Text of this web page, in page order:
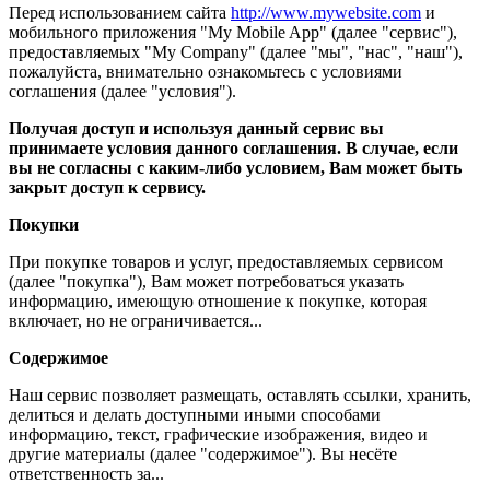
Перед использованием сайта http://www.mywebsite.com и
мобильного приложения "My Mobile App" (далее "сервис"),
предоставляемых "My Company" (далее "мы", "нас", "наш"),
пожалуйста, внимательно ознакомьтесь с условиями
соглашения (далее "условия").
Получая доступ и используя данный сервис вы
принимаете условия данного соглашения. В случае, если
вы не согласны с каким-либо условием, Вам может быть
закрыт доступ к сервису.
Покупки
При покупке товаров и услуг, предоставляемых сервисом
(далее "покупка"), Вам может потребоваться указать
информацию, имеющую отношение к покупке, которая
включает, но не ограничивается...
Содержимое
Наш сервис позволяет размещать, оставлять ссылки, хранить,
делиться и делать доступными иными способами
информацию, текст, графические изображения, видео и
другие материалы (далее "содержимое"). Вы несёте
ответственность за...